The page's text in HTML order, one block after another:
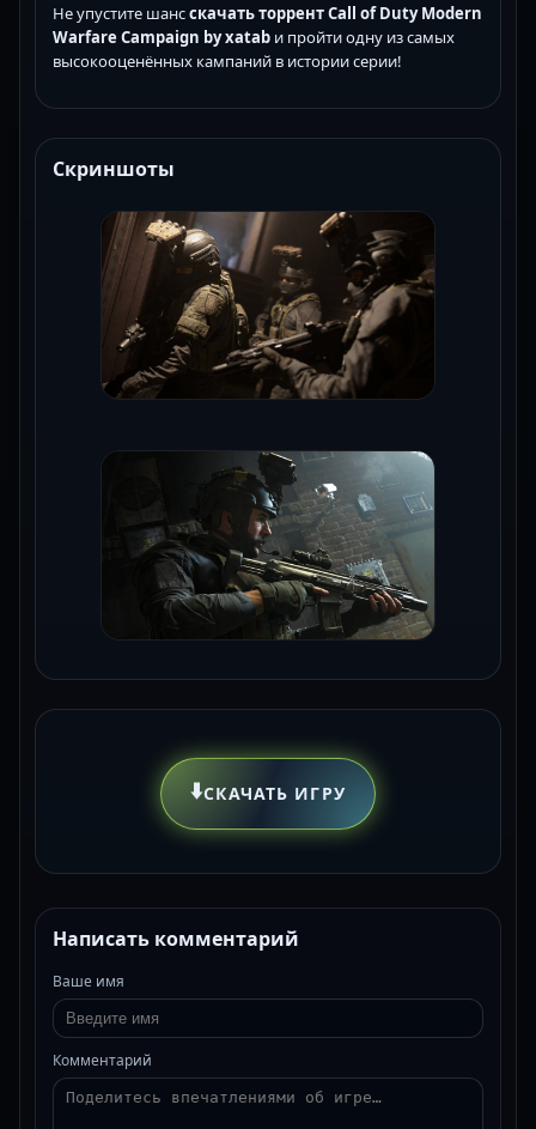
Не упустите шансскачать торрент Call of Duty Modern
Warfare Campaign by xatab и пройти одну из самых
высокооценённых кампаний в истории серии!
Скриншоты
⬇️СКАЧАТЬ ИГРУ
Написать комментарий
Ваше имя
Комментарий